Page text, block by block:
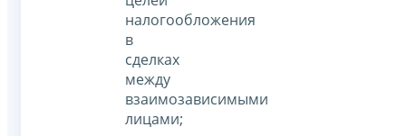
налогообложения
в
сделках
между
взаимозависимыми
лицами;